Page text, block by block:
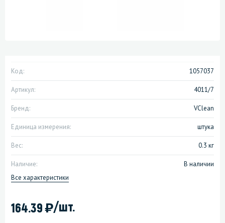
Код: 1057037
Артикул: 4011/7
Бренд: VClean
Единица измерения: штука
Вес: 0.3 кг
Наличие:
В наличии
Все характеристики
164.39)/шт.